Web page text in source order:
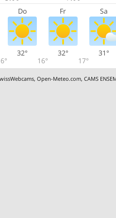
Do Fr Sa
32°
16°
32°
17°
31°
,Open-Meteo.com,CAMS